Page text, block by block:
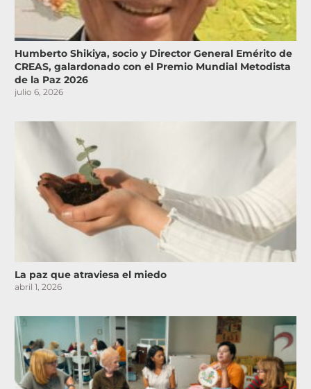
Humberto Shikiya, socio y Director General Emérito de
CREAS, galardonado con el Premio Mundial Metodista
de la Paz 2026
julio 6, 2026
La paz que atraviesa el miedo
abril 1, 2026